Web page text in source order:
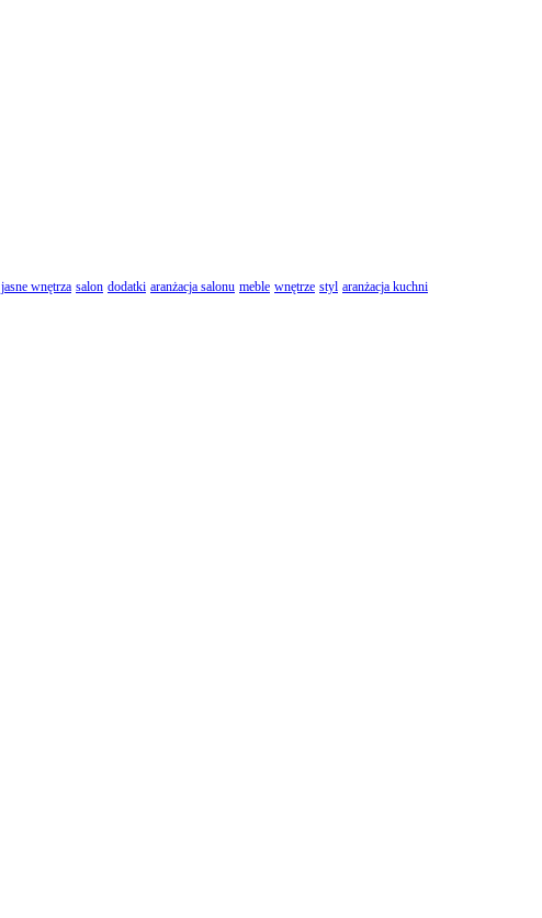
jasne wnętrza salon dodatki aranżacja salonu meble wnętrze styl aranżacja kuchni